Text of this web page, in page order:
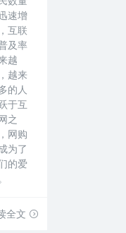
速增
互联
及率
越
越来
的人
于互
之
网购
为了
的爱
全文